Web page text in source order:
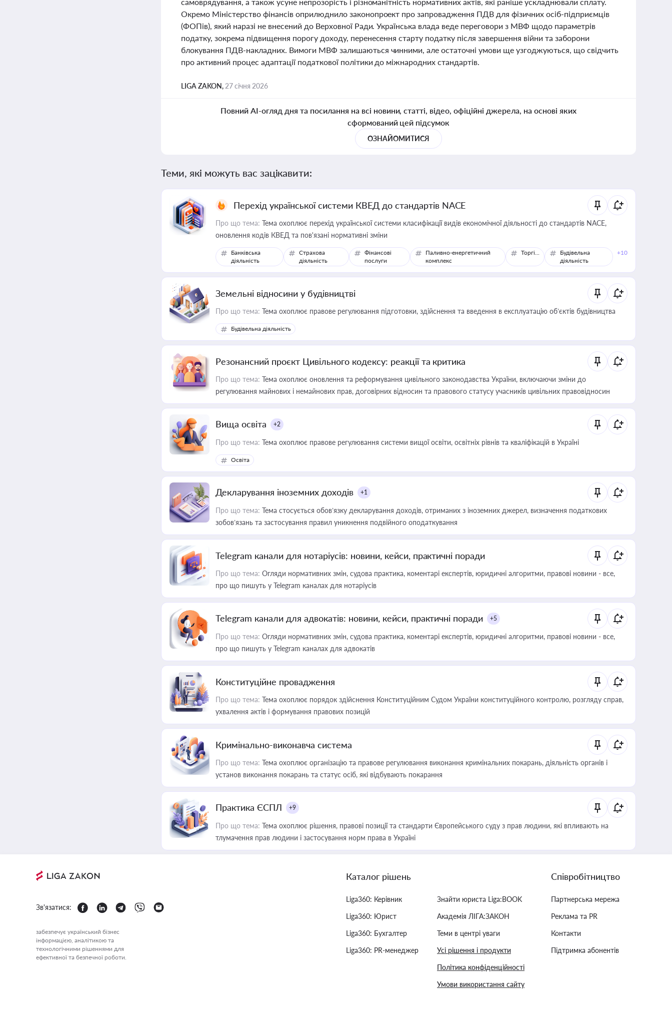
Окремо Міністерство фінансів оприлюднило законопроект про запровадження ПДВ для фізичних осіб-підприємців
(ФОПів), який наразі не внесений до Верховної Ради. Українська влада веде переговори з МВФ щодо параметрів
податку, зокрема підвищення порогу доходу, перенесення старту податку після завершення війни та заборони
блокування ПДВ-накладних. Вимоги МВФ залишаються чинними, але остаточні умови ще узгоджуються, що свідчить
про активний процес адаптації податкової політики до міжнародних стандартів.
LIGA ZAKON, 27 січня 2026
Повний AI-огляд дня та посилання на всі новини, статті, відео, офіційні джерела, на основі яких
сформований цей підсумок
ОЗНАЙОМИТИСЯ
Теми, які можуть вас зацікавити:
Перехід української системи КВЕД до стандартів NACE
Про що тема: Тема охоплює перехід української системи класифікації видів економічної діяльності до стандартів NACE,
оновлення кодів КВЕД та пов'язані нормативні зміни
Банківська
діяльність
Страхова
діяльність
Фінансові
послуги
Паливно-енергетичний
комплекс
Торгівля
Будівельна
діяльність
+10
Земельні відносини у будівництві
Про що тема: Тема охоплює правове регулювання підготовки, здійснення та введення в експлуатацію об’єктів будівництва
Будівельна діяльність
Резонансний проєкт Цивільного кодексу: реакції та критика
Про що тема: Тема охоплює оновлення та реформування цивільного законодавства України, включаючи зміни до
регулювання майнових і немайнових прав, договірних відносин та правового статусу учасників цивільних правовідносин
Вища освіта +2
Про що тема: Тема охоплює правове регулювання системи вищої освіти, освітніх рівнів та кваліфікацій в Україні
Освіта
Декларування іноземних доходів +1
Про що тема: Тема стосується обов’язку декларування доходів, отриманих з іноземних джерел, визначення податкових
зобов’язань та застосування правил уникнення подвійного оподаткування
Telegram канали для нотаріусів: новини, кейси, практичні поради
Про що тема: Огляди нормативних змін, судова практика, коментарі експертів, юридичні алгоритми, правові новини - все,
про що пишуть у Telegram каналах для нотаріусів
Telegram канали для адвокатів: новини, кейси, практичні поради +5
Про що тема: Огляди нормативних змін, судова практика, коментарі експертів, юридичні алгоритми, правові новини - все,
про що пишуть у Telegram каналах для адвокатів
Конституційне провадження
Про що тема: Тема охоплює порядок здійснення Конституційним Судом України конституційного контролю, розгляду справ,
ухвалення актів і формування правових позицій
Кримінально-виконавча система
Про що тема: Тема охоплює організацію та правове регулювання виконання кримінальних покарань, діяльність органів і
установ виконання покарань та статус осіб, які відбувають покарання
Практика ЄСПЛ +9
Про що тема: Тема охоплює рішення, правові позиції та стандарти Європейського суду з прав людини, які впливають на
тлумачення прав людини і застосування норм права в Україні
Зв'язатися:
забезпечує український бізнес
інформацією, аналітикою та
технологічними рішеннями для
ефективної та безпечної роботи.
Каталог рішень
Liga360: Керівник
Liga360: Юрист
Liga360: Бухгалтер
Liga360: PR-менеджер
Знайти юриста Liga:BOOK
Академія ЛІГА:ЗАКОН
Теми в центрі уваги
Усі рішення і продукти
Політика конфіденційності
Умови використання сайту
Співробітництво
Партнерська мережа
Реклама та PR
Контакти
Підтримка абонентів